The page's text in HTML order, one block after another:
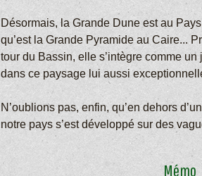
Désormais, la Grande Dune est au
qu’est la Grande Pyramide au Caire...
tour du Bassin, elle s’intègre comme
dans ce paysage lui aussi
N’oublions pas, enfin, qu’en dehors
notre pays s’est développé sur des
Mémo